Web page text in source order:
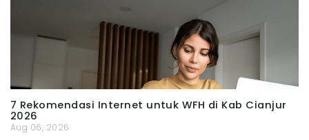
7 Rekomendasi Internet untuk WFH di Kab Cianjur
2026
Aug 06, 2026